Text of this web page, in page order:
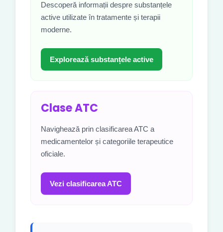
Descoperă informații despre substanțele
active utilizate în tratamente și terapii
moderne.
Explorează substanțele active
Clase ATC
Navighează prin clasificarea ATC a
medicamentelor și categoriile terapeutice
oficiale.
Vezi clasificarea ATC